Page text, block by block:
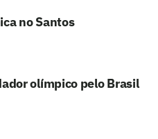
no Santos
olímpico pelo Brasil